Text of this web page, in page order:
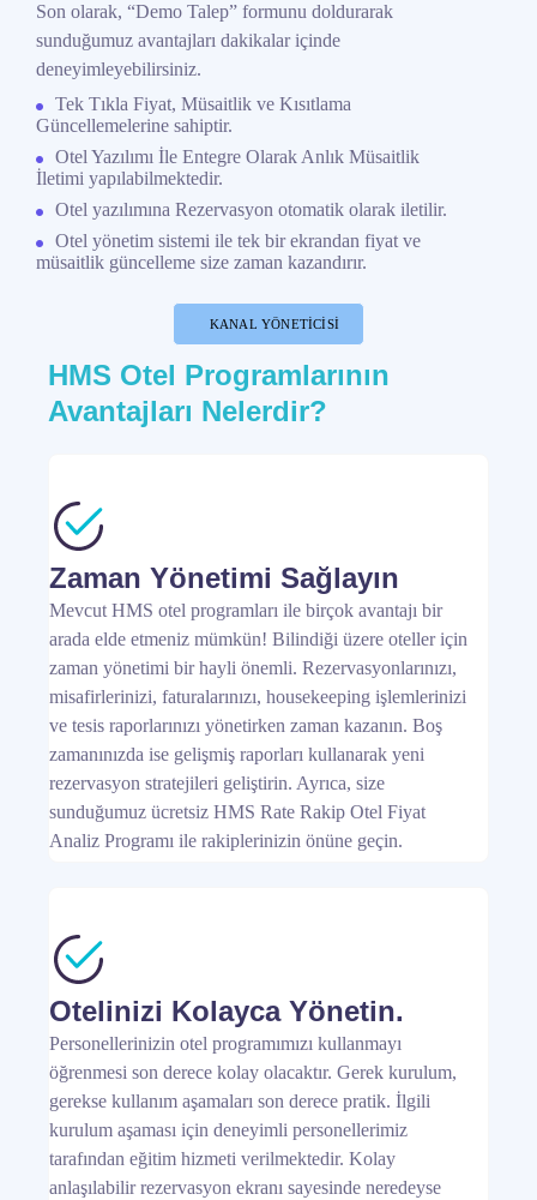
Son olarak, “Demo Talep” formunu doldurarak
sunduğumuz avantajları dakikalar içinde
deneyimleyebilirsiniz.
Tek Tıkla Fiyat, Müsaitlik ve Kısıtlama
Güncellemelerine sahiptir.
Otel Yazılımı İle Entegre Olarak Anlık Müsaitlik
İletimi yapılabilmektedir.
Otel yazılımına Rezervasyon otomatik olarak iletilir.
Otel yönetim sistemi ile tek bir ekrandan fiyat ve
müsaitlik güncelleme size zaman kazandırır.
KANAL YÖNETICISI
HMS Otel Programlarının
Avantajları Nelerdir?
Zaman Yönetimi Sağlayın
Mevcut HMS otel programları ile birçok avantajı bir
arada elde etmeniz mümkün! Bilindiği üzere oteller için
zaman yönetimi bir hayli önemli. Rezervasyonlarınızı,
misafirlerinizi, faturalarınızı, housekeeping işlemlerinizi
ve tesis raporlarınızı yönetirken zaman kazanın. Boş
zamanınızda ise gelişmiş raporları kullanarak yeni
rezervasyon stratejileri geliştirin. Ayrıca, size
sunduğumuz ücretsiz HMS Rate Rakip Otel Fiyat
Analiz Programı ile rakiplerinizin önüne geçin.
Otelinizi Kolayca Yönetin.
Personellerinizin otel programımızı kullanmayı
öğrenmesi son derece kolay olacaktır. Gerek kurulum,
gerekse kullanım aşamaları son derece pratik. İlgili
kurulum aşaması için deneyimli personellerimiz
tarafından eğitim hizmeti verilmektedir. Kolay
anlaşılabilir rezervasyon ekranı sayesinde neredeyse